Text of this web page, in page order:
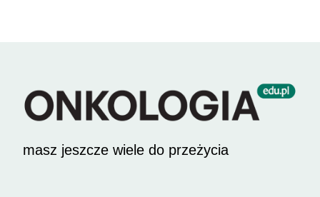
masz jeszcze wiele do przeżycia